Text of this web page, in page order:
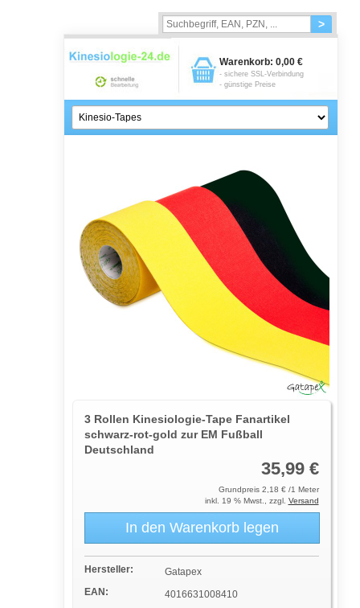
>
Warenkorb: 0,00 €
- sichere SSL-Verbindung
- günstige Preise
3 Rollen Kinesiologie-Tape Fanartikel
schwarz-rot-gold zur EM Fußball
Deutschland
35,99 €
Grundpreis 2,18 € /1 Meter
inkl. 19 % Mwst., zzgl. Versand
In den Warenkorb legen
Hersteller:
Gatapex
EAN:
4016631008410